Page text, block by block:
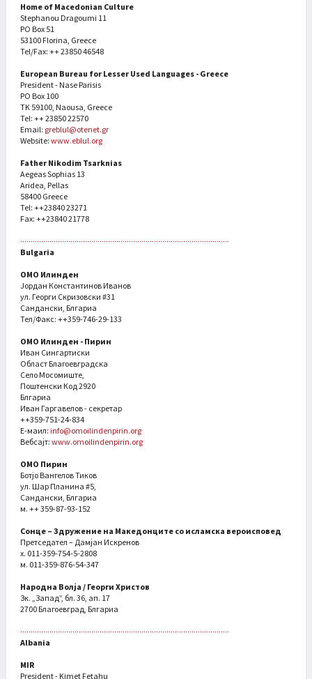
Home of Macedonian Culture
Stephanou Dragoumi 11
PO Box 51
53100 Florina, Greece
Tel/Fax: ++ 23850 46548
European Bureau for Lesser Used Languages - Greece
President - Nase Parisis
PO Box 100
TK 59100, Naousa, Greece
Tel: ++ 23850 22570
Email: greblul@otenet.gr
Website: www.eblul.org
Father Nikodim Tsarknias
Aegeas Sophias 13
Aridea, Pellas
58400 Greece
Tel: ++23840 23271
Fax: ++23840 21778
Bulgaria
ОМО Илинден
Јордан Константинов Иванов
ул. Георги Скризовски #31
Сандански, Блгариа
Тел/Факс: ++359-746-29-133
ОМО Илинден - Пирин
Иван Сингартиски
Област Благоевградска
Село Мосомиште,
Поштенски Код 2920
Блгариа
Иван Гаргавелов - секретар
++359-751-24-834
Е-маил: info@omoilindenpirin.org
Вебсајт: www.omoilindenpirin.org
ОМО Пирин
Ботјо Вангелов Тиков
ул. Шар Планина #5,
Сандански, Блгариа
м. ++ 359-87-93-152
Сонце – Здружение на Македонците со исламска вероисповед
Претседател – Дамјан Искренов
х. 011-359-754-5-2808
м. 011-359-876-54-347
Народна Волја / Георги Христов
Зк. „Запад”, бл. 36, ап. 17
2700 Благоевград, Блгариа
Albania
MIR
President - Kimet Fetahu